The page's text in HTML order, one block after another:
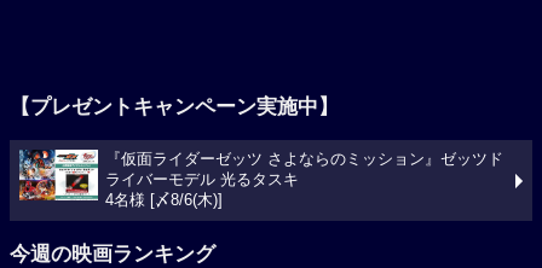
【プレゼントキャンペーン実施中】
『仮面ライダーゼッツ さよならのミッション』ゼッツド
ライバーモデル 光るタスキ
4名様 [〆8/6(木)]
今週の映画ランキング